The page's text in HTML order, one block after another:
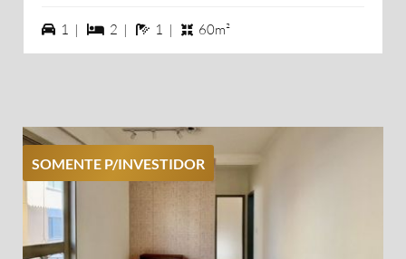
1 vagas na garagem
1 | 2 dormiórios
2 | 1 banheiros
1 | 60m²
SOMENTE P/INVESTIDOR